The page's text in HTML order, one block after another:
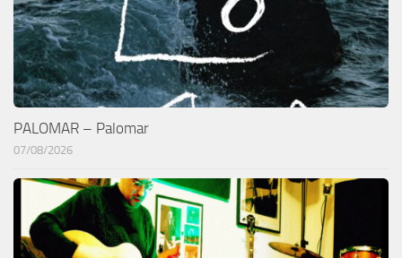
PALOMAR – Palomar
07/08/2026